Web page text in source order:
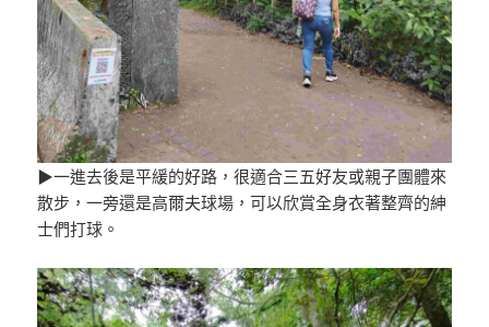
▶一進去後是平緩的好路，很適合三五好友或親子團體來
散步，一旁還是高爾夫球場，可以欣賞全身衣著整齊的紳
士們打球。